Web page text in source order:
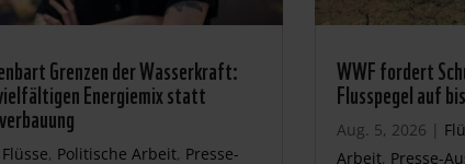
Grenzen der Wasserkraft:
Energiemix statt
Flüsse, Politische Arbeit, Presse-
WWF fordert
Flusspegel auf
Aug. 5, 2026 |
Arbeit, Presse-